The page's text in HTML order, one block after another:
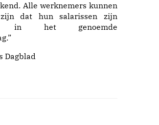
Alle werknemers kunnen
dat hun salarissen zijn
in het genoemde
Dagblad